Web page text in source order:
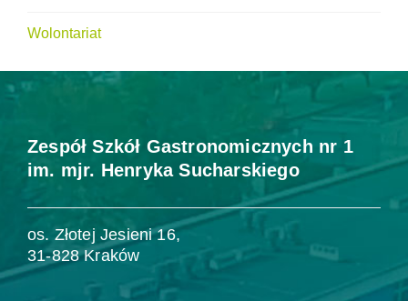
Wolontariat
Zespół Szkół Gastronomicznych nr 1
im. mjr. Henryka Sucharskiego
os. Złotej Jesieni 16,
31-828 Kraków